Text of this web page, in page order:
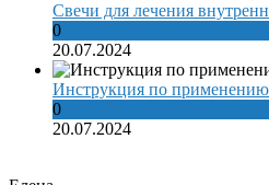
Свечи для лечения
0
20.07.2024
Инструкция по применению
0
20.07.2024